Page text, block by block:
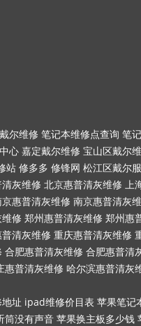
尔维修 笔记本维修点查询 笔
心 嘉定戴尔维修 宝山区戴尔
站 修多多 修锋网 松江区戴尔
灰维修 北京惠普清灰维修 上
惠普清灰维修 南京惠普清灰
修 郑州惠普清灰维修 郑州惠
清灰维修 重庆惠普清灰维修
合肥惠普清灰维修 合肥惠普清
惠普清灰维修 哈尔滨惠普清灰
址 ipad维修价目表 苹果笔记
筒没有声音 苹果换主板多少钱